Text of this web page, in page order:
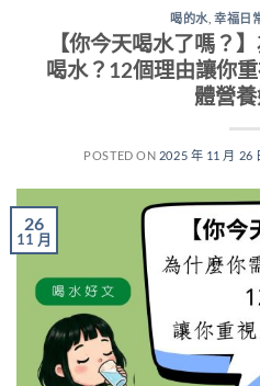
喝的水,幸福日
【你今天喝水了嗎？
喝水？12個理由讓你
體營
POSTED ON 2025 年 11 月 26
26
11 月